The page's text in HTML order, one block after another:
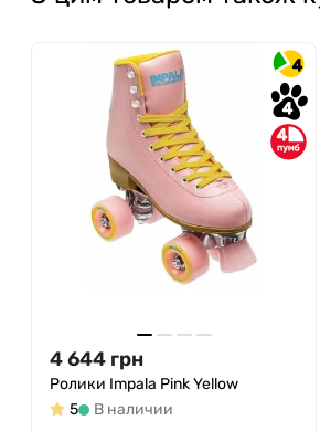
4
4
4
4 644 грн
Ролики Impala Pink Yellow
5
В наличии